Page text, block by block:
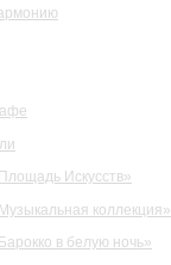
Искусств»
коллекция»
в белую ночь»